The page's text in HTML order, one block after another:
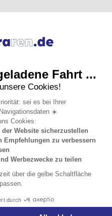
ImpressumÜber